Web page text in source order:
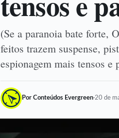
(Se a paranoia bate forte,
feitos trazem suspense,
espionagem mais tensos
Por Conteúdos Evergreen·20 de